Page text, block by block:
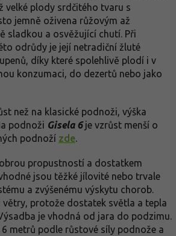
velké plody srdčitého tvaru s
jemně oživena růžovým až
sladkou a osvěžující chutí. Při
odrůdy je její netradiční žluté
díky které spolehlivě plodí i v
konzumaci, do dezertů nebo jako
než na klasické podnoži, výška
podnoži Gisela 6je vzrůst menší o
podnoží zde.
propustností a dostatkem
jsou těžké jílovité nebo trvale
a zvýšenému výskytu chorob.
větry, protože dostatek světla a tepla
je vhodná od jara do podzimu.
metrů podle růstové síly podnože a